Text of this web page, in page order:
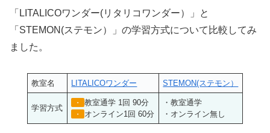
「LITALICOワンダー(リタリコワンダー）」と
「STEMON(ステモン）」の学習方式について比較してみ
ました。
教室名 LITALICOワンダー STEMON(ステモン）
学習方式
・ 教室通学 1回 90分
・ オンライン1回 60分
・教室通学
・オンライン無し